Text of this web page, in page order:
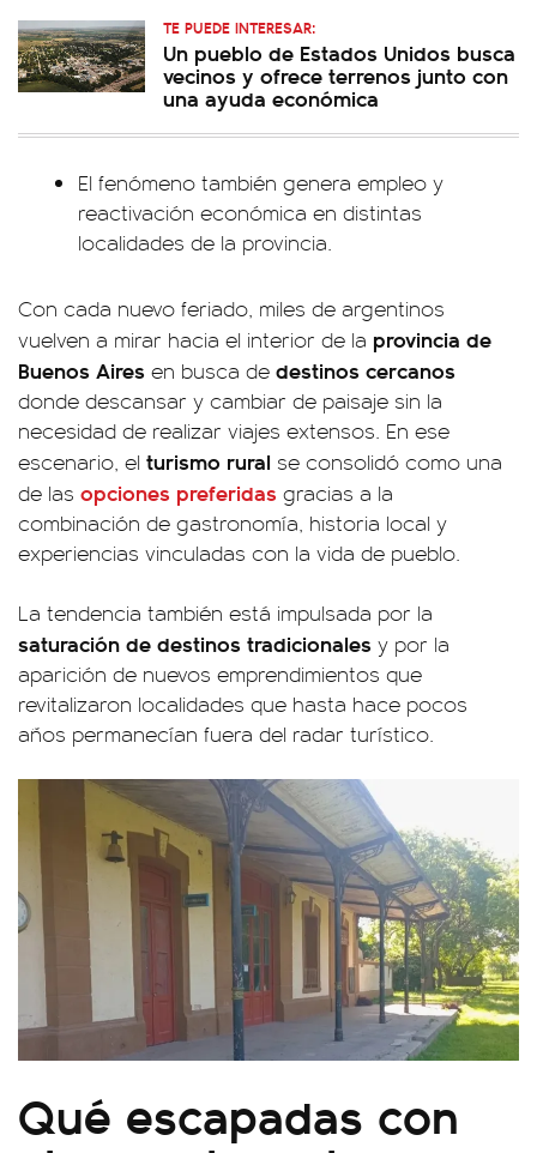
TE PUEDE INTERESAR:
Un pueblo de Estados Unidos busca
vecinos y ofrece terrenos junto con
una ayuda económica
El fenómeno también genera empleo y
reactivación económica en distintas
localidades de la provincia.
Con cada nuevo feriado, miles de argentinos
vuelven a mirar hacia el interior de la provincia de
Buenos Aires en busca de destinos cercanos
donde descansar y cambiar de paisaje sin la
necesidad de realizar viajes extensos. En ese
escenario, el turismo rural se consolidó como una
de las opciones preferidas gracias a la
combinación de gastronomía, historia local y
experiencias vinculadas con la vida de pueblo.
La tendencia también está impulsada por la
saturación de destinos tradicionales y por la
aparición de nuevos emprendimientos que
revitalizaron localidades que hasta hace pocos
años permanecían fuera del radar turístico.
Qué escapadas con